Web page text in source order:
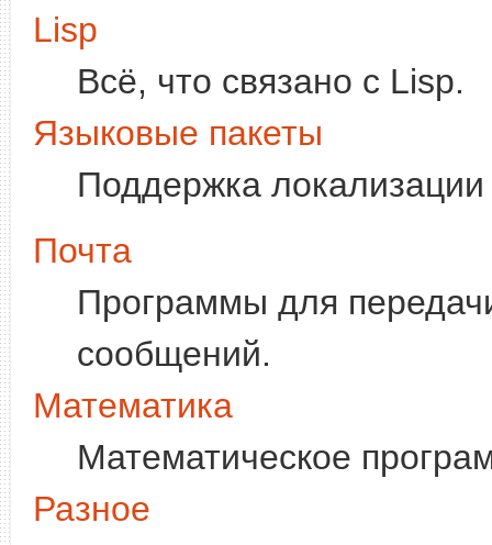
Lisp
Всё, что связано с Lisp.
Языковые пакеты
Поддержка
Почта
Программы для
сообщений.
Математика
Математическое
Разное